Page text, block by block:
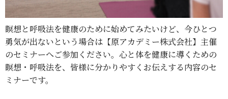
瞑想と呼吸法を健康のために始めてみたいけど、今ひとつ
勇気が出ないという場合は【原アカデミー株式会社】主催
のセミナーへご参加ください。心と体を健康に導くための
瞑想・呼吸法を、皆様に分かりやすくお伝えする内容のセ
ミナーです。